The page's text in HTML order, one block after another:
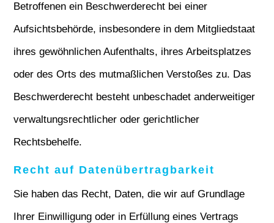
Betroffenen ein Beschwerderecht bei einer
Aufsichtsbehörde, insbesondere in dem Mitgliedstaat
ihres gewöhnlichen Aufenthalts, ihres Arbeitsplatzes
oder des Orts des mutmaßlichen Verstoßes zu. Das
Beschwerderecht besteht unbeschadet anderweitiger
verwaltungsrechtlicher oder gerichtlicher
Rechtsbehelfe.
Recht auf Daten­übertrag­barkeit
Sie haben das Recht, Daten, die wir auf Grundlage
Ihrer Einwilligung oder in Erfüllung eines Vertrags